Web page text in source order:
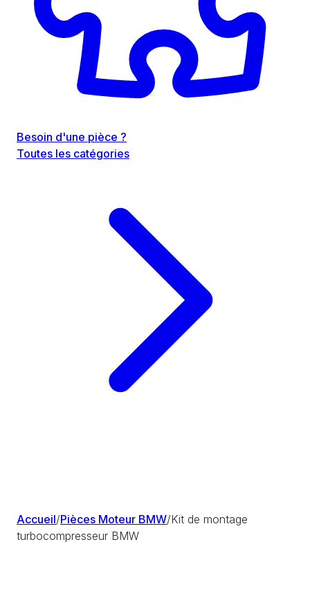
Besoin d'une pièce ?
Toutes les catégories
Accueil/Pièces Moteur BMW/Kit de montage
turbocompresseur BMW